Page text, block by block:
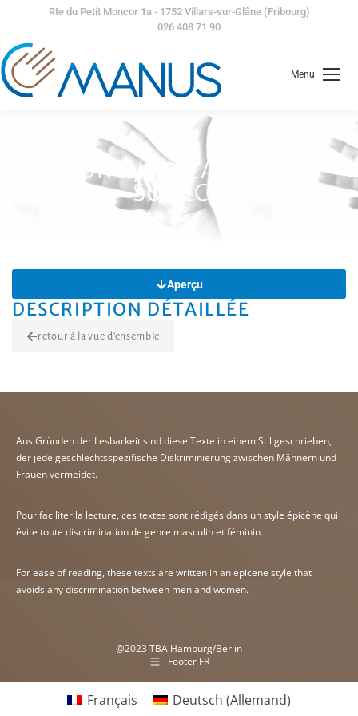
Rte du Petit Moncor 1a - 1752 Villars-sur-Glâne (Fribourg)
026 408 71 90
Menu
SDRC / MALADIE DE
SUDECK
Aperçu
DESCRIPTION DÉTAILLÉE
retour à la vue d'ensemble
Aus Gründen der Lesbarkeit sind diese Texte in einem Stil geschrieben,
der jede geschlechtsspezifische Diskriminierung zwischen Männern und
Frauen vermeidet.
Pour faciliter la lecture, ces textes sont rédigés dans un style épicène qui
évite toute discrimination de genre masculin et féminin.
For ease of reading, these texts are written in an epicene style that
avoids any discrimination between men and women.
@2023 TBA Hamburg/Berlin
Footer FR
Français Deutsch (Allemand)